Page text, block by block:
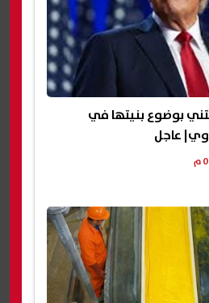
بوضوع بنيتها في
عاجل